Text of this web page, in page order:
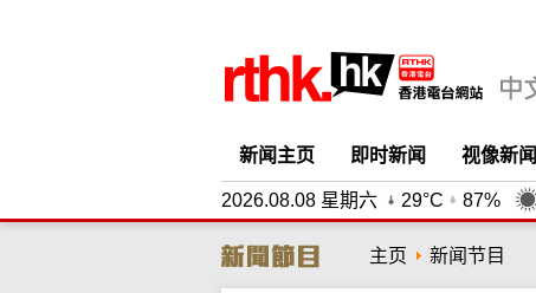
新闻主页 即时新闻 视像新闻
2026.08.08 星期六 29°C 87%
主页 新闻节目